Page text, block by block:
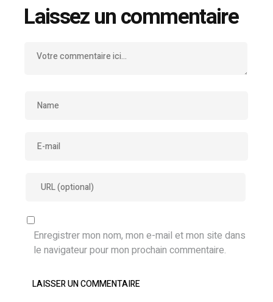
Laissez un commentaire
Enregistrer mon nom, mon e-mail et mon site dans
le navigateur pour mon prochain commentaire.